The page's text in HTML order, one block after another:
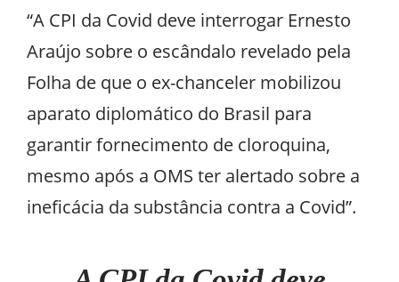
“A CPI da Covid deve interrogar Ernesto
Araújo sobre o escândalo revelado pela
Folha de que o ex-chanceler mobilizou
aparato diplomático do Brasil para
garantir fornecimento de cloroquina,
mesmo após a OMS ter alertado sobre a
ineficácia da substância contra a Covid”.